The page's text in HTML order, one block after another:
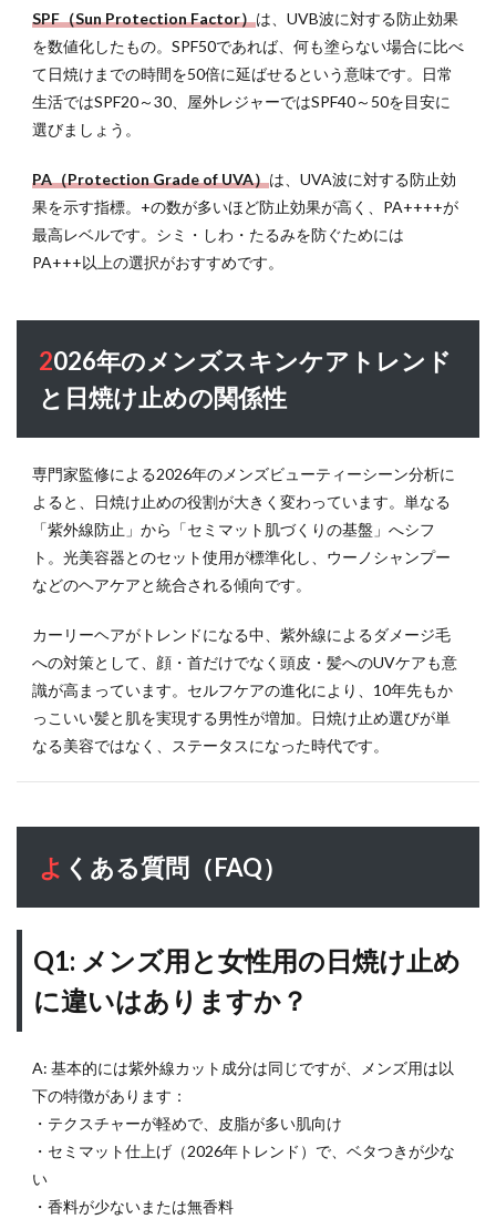
SPF（Sun Protection Factor）は、UVB波に対する防止効果
を数値化したもの。SPF50であれば、何も塗らない場合に比べ
て日焼けまでの時間を50倍に延ばせるという意味です。日常
生活ではSPF20～30、屋外レジャーではSPF40～50を目安に
選びましょう。
PA（Protection Grade of UVA）は、UVA波に対する防止効
果を示す指標。+の数が多いほど防止効果が高く、PA++++が
最高レベルです。シミ・しわ・たるみを防ぐためには
PA+++以上の選択がおすすめです。
2026年のメンズスキンケアトレンド
と日焼け止めの関係性
専門家監修による2026年のメンズビューティーシーン分析に
よると、日焼け止めの役割が大きく変わっています。単なる
「紫外線防止」から「セミマット肌づくりの基盤」へシフ
ト。光美容器とのセット使用が標準化し、ウーノシャンプー
などのヘアケアと統合される傾向です。
カーリーヘアがトレンドになる中、紫外線によるダメージ毛
への対策として、顔・首だけでなく頭皮・髪へのUVケアも意
識が高まっています。セルフケアの進化により、10年先もか
っこいい髪と肌を実現する男性が増加。日焼け止め選びが単
なる美容ではなく、ステータスになった時代です。
よくある質問（FAQ）
Q1: メンズ用と女性用の日焼け止め
に違いはありますか？
A: 基本的には紫外線カット成分は同じですが、メンズ用は以
下の特徴があります：
・テクスチャーが軽めで、皮脂が多い肌向け
・セミマット仕上げ（2026年トレンド）で、ベタつきが少な
い
・香料が少ないまたは無香料